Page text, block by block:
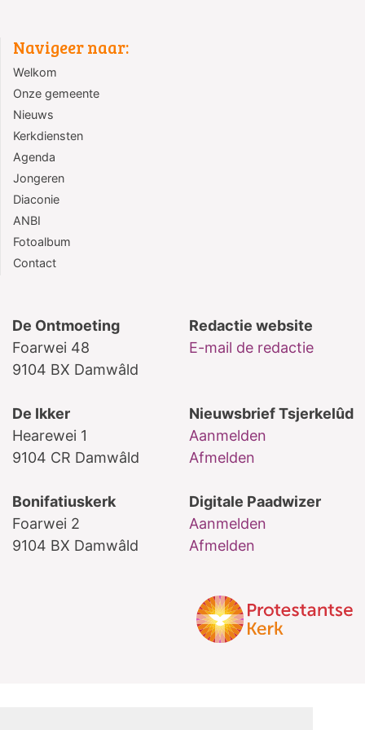
Navigeer naar:
Welkom
Onze gemeente
Nieuws
Kerkdiensten
Agenda
Jongeren
Diaconie
ANBI
Fotoalbum
Contact
De Ontmoeting
Foarwei 48
9104 BX Damwâld
Redactie website
E-mail de redactie
De Ikker
Hearewei 1
9104 CR Damwâld
Nieuwsbrief Tsjerkelûd
Aanmelden
Afmelden
Bonifatiuskerk
Foarwei 2
9104 BX Damwâld
Digitale Paadwizer
Aanmelden
Afmelden